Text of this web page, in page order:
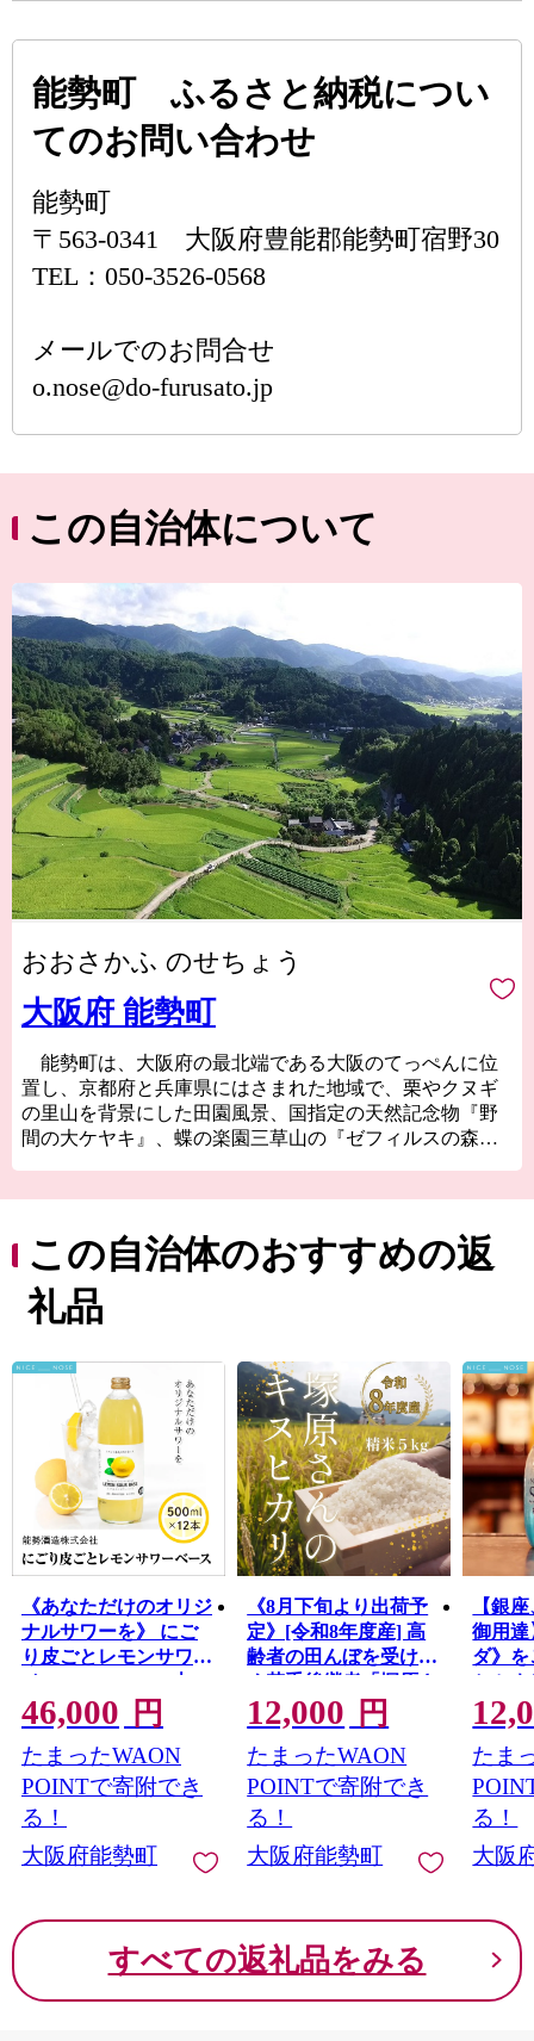
能勢町 ふるさと納税につい
てのお問い合わせ
能勢町
〒563-0341 大阪府豊能郡能勢町宿野30
TEL：050-3526-0568
メールでのお問合せ
o.nose@do-furusato.jp
この自治体について
おおさかふ のせちょう
大阪府 能勢町
能勢町は、大阪府の最北端である大阪のてっぺんに位
置し、京都府と兵庫県にはさまれた地域で、栗やクヌギ
の里山を背景にした田園風景、国指定の天然記念物『野
間の大ケヤキ』、蝶の楽園三草山の『ゼフィルスの森』
『能勢の浄瑠璃』（語りと三味線で演じる）は能勢の文
化の礎となっています。
能勢町は天与の自然美に先人の努力を積み重ねて、独
自の文化を持つ町として発展してきました。大阪都心部
しの空間が存在します。
こんな能勢町を、皆さまの心の「ふるさと」として応
援していただけませんか。
私たちは、ふるさと能勢を大切に、そして情熱をもっ
て育んでいくことをお約束します。
この自治体のおすすめの返
礼品
《あなただけのオリジ
ナルサワーを》 にご
り皮ごとレモンサワー
ベース 500ml × 12本 |
能勢酒造 | レモンサワ
ーの素 アレンジ リキ
ュール お酒 アルコー
ル 食中酒 ドライ レモ
ン 国産 お取り寄せ カ
クテル 家飲み 老舗 瓶
| 大阪府 能勢町 送料無
46,000 円
たまったWAON
POINTで寄附でき
る！
大阪府能勢町
《8月下旬より出荷予
定》[令和8年度産] 高
齢者の田んぼを受け継
ぐ若手後継者「塚原さ
んのキヌヒカリ」精米
5kg | 米 新米 キヌヒカ
リ 単一原料米 ふっく
ら あっさり 和食 お弁
当 おにぎり | 大阪府
能勢町 送料無料
12,000 円
たまったWAON
POINTで寄附でき
る！
大阪府能勢町
【銀
御用達
ダ》
セミ
300ml
造 | 添
水 強
然水仕
ダ 能
ダ ノ
割り材
たま
る！
大阪
すべての返礼品をみる